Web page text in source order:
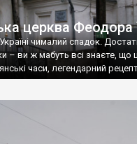
церква Феодора
чималий спадок.
– ви ж мабуть всі знаєте, що
часи, легендарний